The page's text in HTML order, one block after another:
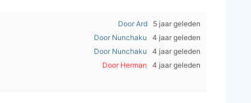
Door Ard5 jaar geleden
Door Nunchaku 4 jaar geleden
Door Nunchaku 4 jaar geleden
Door Herman 4 jaar geleden